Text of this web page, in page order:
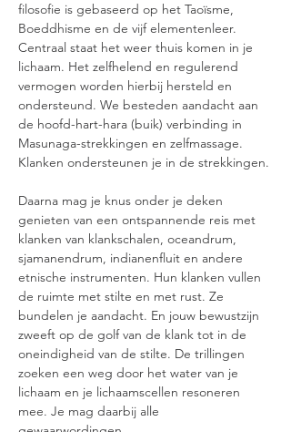
filosofie is gebaseerd op het Taoïsme,
Boeddhisme en de vijf elementenleer.
Centraal staat het weer thuis komen in je
lichaam. Het zelfhelend en regulerend
vermogen worden hierbij hersteld en
ondersteund. We besteden aandacht aan
de hoofd-hart-hara (buik) verbinding in
Masunaga-strekkingen en zelfmassage.
Klanken ondersteunen je in de strekkingen.
Daarna mag je knus onder je deken
genieten van een ontspannende reis met
klanken van klankschalen, oceandrum,
sjamanendrum, indianenfluit en andere
etnische instrumenten. Hun klanken vullen
de ruimte met stilte en met rust. Ze
bundelen je aandacht. En jouw bewustzijn
zweeft op de golf van de klank tot in de
oneindigheid van de stilte. De trillingen
zoeken een weg door het water van je
lichaam en je lichaamscellen resoneren
mee. Je mag daarbij alle